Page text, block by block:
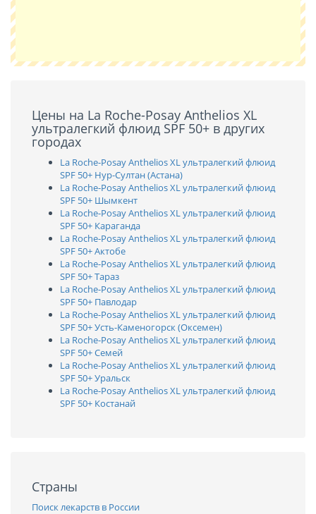
Цены на La Roche-Posay Anthelios XL
ультралегкий флюид SPF 50+ в других
городах
La Roche-Posay Anthelios XL ультралегкий флюид
SPF 50+ Нур-Султан (Астана)
La Roche-Posay Anthelios XL ультралегкий флюид
SPF 50+ Шымкент
La Roche-Posay Anthelios XL ультралегкий флюид
SPF 50+ Караганда
La Roche-Posay Anthelios XL ультралегкий флюид
SPF 50+ Актобе
La Roche-Posay Anthelios XL ультралегкий флюид
SPF 50+ Тараз
La Roche-Posay Anthelios XL ультралегкий флюид
SPF 50+ Павлодар
La Roche-Posay Anthelios XL ультралегкий флюид
SPF 50+ Усть-Каменогорск (Оксемен)
La Roche-Posay Anthelios XL ультралегкий флюид
SPF 50+ Семей
La Roche-Posay Anthelios XL ультралегкий флюид
SPF 50+ Уральск
La Roche-Posay Anthelios XL ультралегкий флюид
SPF 50+ Костанай
Страны
Поиск лекарств в России